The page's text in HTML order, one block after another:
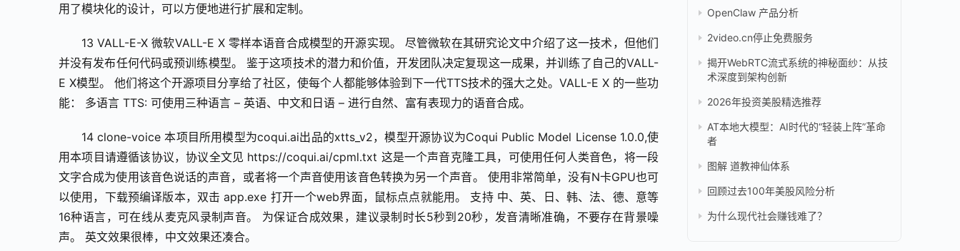
用了模块化的设计，可以方便地进行扩展和定制。
13 VALL-E-X 微软VALL-E X 零样本语音合成模型的开源实现。 尽管微软在其研究论文中介绍了这一技术，但他们
并没有发布任何代码或预训练模型。 鉴于这项技术的潜力和价值，开发团队决定复现这一成果，并训练了自己的VALL-
E X模型。 他们将这个开源项目分享给了社区，使每个人都能够体验到下一代TTS技术的强大之处。VALL-E X 的一些功
能： 多语言 TTS: 可使用三种语言 – 英语、中文和日语 – 进行自然、富有表现力的语音合成。
14 clone-voice 本项目所用模型为coqui.ai出品的xtts_v2，模型开源协议为Coqui Public Model License 1.0.0,使
用本项目请遵循该协议，协议全文见 https://coqui.ai/cpml.txt 这是一个声音克隆工具，可使用任何人类音色，将一段
文字合成为使用该音色说话的声音，或者将一个声音使用该音色转换为另一个声音。 使用非常简单，没有N卡GPU也可
以使用，下载预编译版本，双击 app.exe 打开一个web界面，鼠标点点就能用。 支持 中、英、日、韩、法、德、意等
16种语言，可在线从麦克风录制声音。 为保证合成效果，建议录制时长5秒到20秒，发音清晰准确，不要存在背景噪
声。 英文效果很棒，中文效果还凑合。
OpenClaw 产品分析
2video.cn停止免费服务
揭开WebRTC流式系统的神秘面纱：从技
术深度到架构创新
2026年投资美股精选推荐
AT本地大模型：AI时代的“轻装上阵”革命
者
图解 道教神仙体系
回顾过去100年美股风险分析
为什么现代社会赚钱难了？